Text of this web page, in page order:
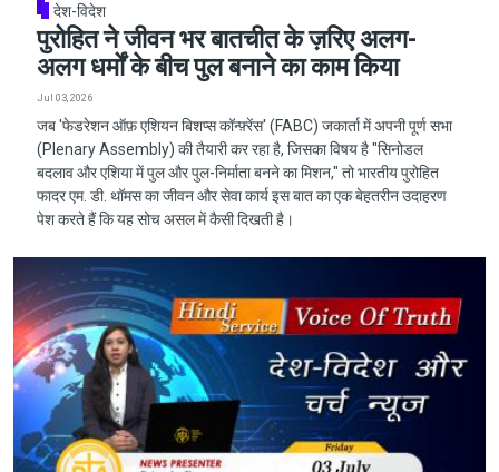
देश-विदेश
पुरोहित ने जीवन भर बातचीत के ज़रिए अलग-
अलग धर्मों के बीच पुल बनाने का काम किया
Jul 03, 2026
जब 'फेडरेशन ऑफ़ एशियन बिशप्स कॉन्फ़्रेंस' (FABC) जकार्ता में अपनी पूर्ण सभा
(Plenary Assembly) की तैयारी कर रहा है, जिसका विषय है "सिनोडल
बदलाव और एशिया में पुल और पुल-निर्माता बनने का मिशन," तो भारतीय पुरोहित
फादर एम. डी. थॉमस का जीवन और सेवा कार्य इस बात का एक बेहतरीन उदाहरण
पेश करते हैं कि यह सोच असल में कैसी दिखती है।